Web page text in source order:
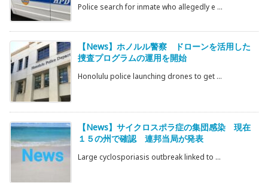
Police search for inmate who allegedly e ...
【News】ホノルル警察 ドローンを活用した
捜査プログラムの運用を開始
Honolulu police launching drones to get ...
【News】サイクロスポラ症の集団感染 現在
１５の州で確認 連邦当局が発表
Large cyclosporiasis outbreak linked to ...